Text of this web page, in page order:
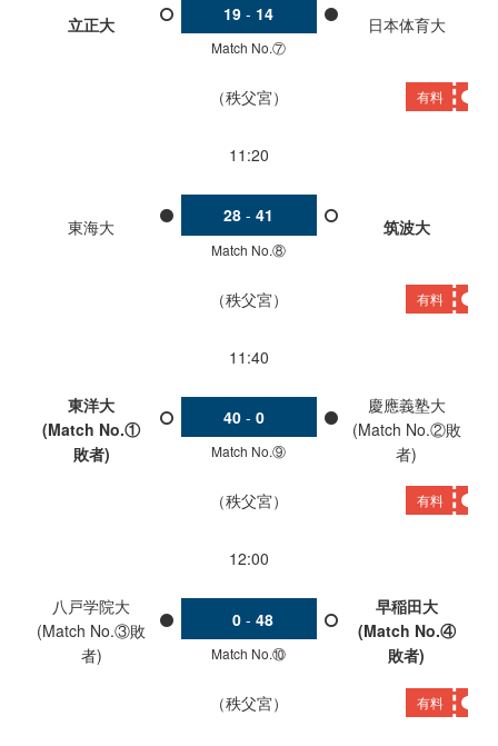
立正大
19 - 14
Match No.⑦
日本体育大
秩父宮 有料
11:20
東海大
28 - 41
Match No.⑧
筑波大
秩父宮 有料
11:40
東洋大
(Match No.①
敗者)
40 - 0
Match No.⑨
慶應義塾大
(Match No.②敗
者)
秩父宮 有料
12:00
八戸学院大
(Match No.③敗
者)
0 - 48
Match No.⑩
早稲田大
(Match No.④
敗者)
秩父宮 有料